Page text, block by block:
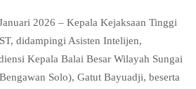
2026 – Kepala Kejaksaan Tinggi
didampingi Asisten Intelijen,
Kepala Balai Besar Wilayah Sungai
Solo), Gatut Bayuadji, beserta